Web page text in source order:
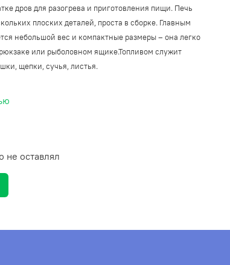
дров для разогрева и приготовления пищи. Печь
плоских деталей, проста в сборке. Главным
небольшой вес и компактные размеры – она легко
или рыболовном ящике.Топливом служит
щепки, сучья, листья.
не оставлял